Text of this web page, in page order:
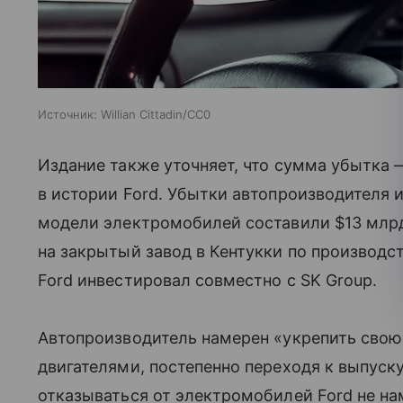
Источник: Willian Cittadin/CC0
Издание также уточняет, что сумма убытка
в истории Ford. Убытки автопроизводителя
модели электромобилей составили $13
на закрытый завод в Кентукки по
Ford инвестировал совместно с SK Group.
Автопроизводитель намерен «укрепить
двигателями, постепенно переходя к
отказываться от электромобилей Ford не